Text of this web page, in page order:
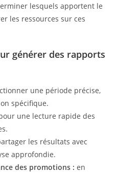
lesquels apportent le
les ressources sur ces
générer des rapports
une période précise,
spécifique.
une lecture rapide des
les résultats avec
approfondie.
des promotions : en